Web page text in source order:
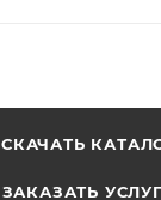
СКАЧАТЬ
ЗАКАЗАТЬ